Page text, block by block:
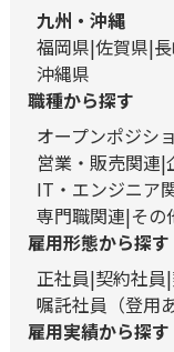
九州・沖縄
福岡県 佐賀県
沖縄県
職種から探す
オープンポジシ
営業・販売関連
IT・エンジニア
専門職関連 その
雇用形態から探す
正社員 契約社員
嘱託社員（登用あ
雇用実績から探す